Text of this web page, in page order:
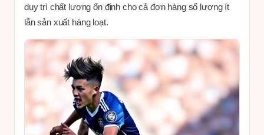
duy trì chất lượng ổn định cho cả đơn hàng số lượng ít
lẫn sản xuất hàng loạt.